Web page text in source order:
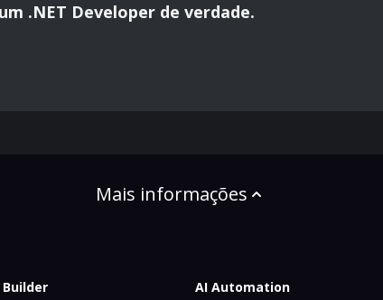
.NET Developer de verdade.
Mais informações
AI Automation